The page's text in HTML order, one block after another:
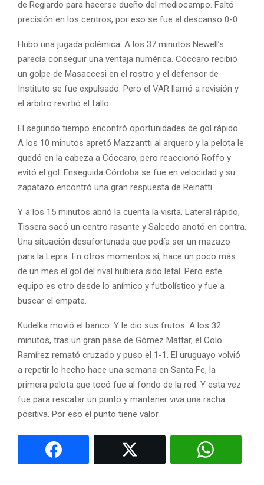
de Regiardo para hacerse dueño del mediocampo. Faltó
precisión en los centros, por eso se fue al descanso 0-0.
Hubo una jugada polémica. A los 37 minutos Newell’s
parecía conseguir una ventaja numérica. Cóccaro recibió
un golpe de Masaccesi en el rostro y el defensor de
Instituto se fue expulsado. Pero el VAR llamó a revisión y
el árbitro revirtió el fallo.
El segundo tiempo encontró oportunidades de gol rápido.
A los 10 minutos apretó Mazzantti al arquero y la pelota le
quedó en la cabeza a Cóccaro, pero reaccionó Roffo y
evitó el gol. Enseguida Córdoba se fue en velocidad y su
zapatazo encontró una gran respuesta de Reinatti.
Y a los 15 minutos abrió la cuenta la visita. Lateral rápido,
Tissera sacó un centro rasante y Salcedo anotó en contra.
Una situación desafortunada que podía ser un mazazo
para la Lepra. En otros momentos sí, hace un poco más
de un mes el gol del rival hubiera sido letal. Pero este
equipo es otro desde lo anímico y futbolístico y fue a
buscar el empate.
Kudelka movió el banco. Y le dio sus frutos. A los 32
minutos, tras un gran pase de Gómez Mattar, el Colo
Ramírez remató cruzado y puso el 1-1. El uruguayo volvió
a repetir lo hecho hace una semana en Santa Fe, la
primera pelota que tocó fue al fondo de la red. Y esta vez
fue para rescatar un punto y mantener viva una racha
positiva. Por eso el punto tiene valor.